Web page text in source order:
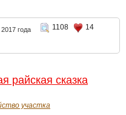
года 1108
14
райская сказка
участка